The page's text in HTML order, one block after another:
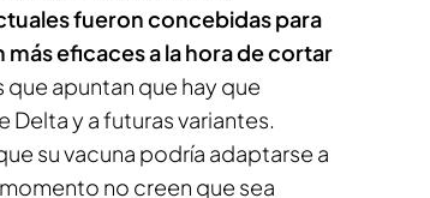
fueron concebidas para
más eficaces a la hora de cortar
apuntan que hay que
Delta y a futuras variantes.
su vacuna podría adaptarse a
no creen que sea